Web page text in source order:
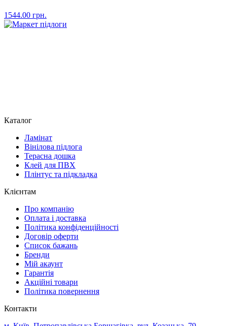
1544.00 грн.
Каталог
Ламінат
Вінілова підлога
Терасна дошка
Клей для ПВХ
Плінтус та підкладка
Клієнтам
Про компанію
Оплата і доставка
Політика конфіденційності
Договір оферти
Список бажань
Бренди
Мій акаунт
Гарантія
Акційні товари
Політика повернення
Контакти